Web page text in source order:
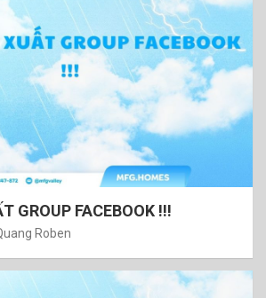
GROUP FACEBOOK !!!
Roben